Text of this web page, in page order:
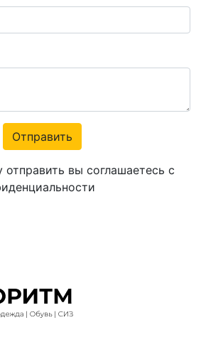
Отправить
вы соглашаетесь с